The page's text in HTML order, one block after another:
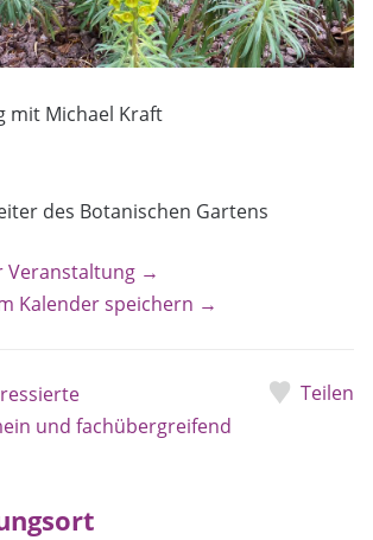
mit Michael Kraft
des Botanischen Gartens
Veranstaltung →
Kalender speichern →
und fachübergreifend
Teilen